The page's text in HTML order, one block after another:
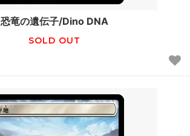
恐竜の遺伝子/Dino DNA
SOLD OUT